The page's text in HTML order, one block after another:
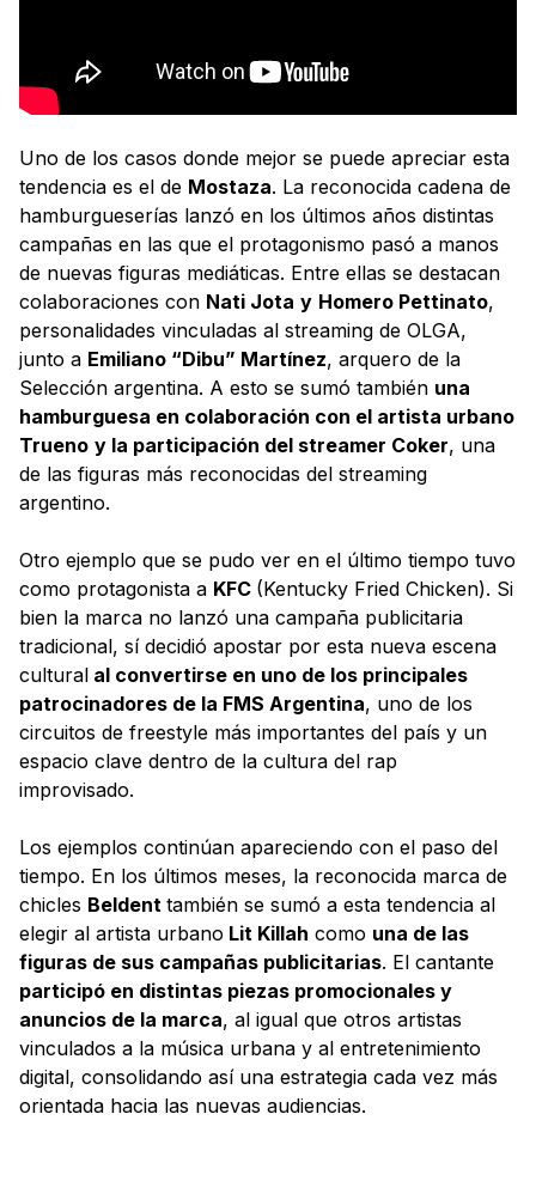
Uno de los casos donde mejor se puede apreciar esta
tendencia es el de Mostaza. La reconocida cadena de
hamburgueserías lanzó en los últimos años distintas
campañas en las que el protagonismo pasó a manos
de nuevas figuras mediáticas. Entre ellas se destacan
colaboraciones con Nati Jota y Homero Pettinato,
personalidades vinculadas al streaming de OLGA,
junto a Emiliano “Dibu” Martínez, arquero de la
Selección argentina. A esto se sumó también una
hamburguesa en colaboración con el artista urbano
Trueno y la participación del streamer Coker, una
de las figuras más reconocidas del streaming
argentino.
Otro ejemplo que se pudo ver en el último tiempo tuvo
como protagonista a KFC (Kentucky Fried Chicken). Si
bien la marca no lanzó una campaña publicitaria
tradicional, sí decidió apostar por esta nueva escena
cultural al convertirse en uno de los principales
patrocinadores de la FMS Argentina, uno de los
circuitos de freestyle más importantes del país y un
espacio clave dentro de la cultura del rap
improvisado.
Los ejemplos continúan apareciendo con el paso del
tiempo. En los últimos meses, la reconocida marca de
chicles Beldent también se sumó a esta tendencia al
elegir al artista urbano Lit Killah como una de las
figuras de sus campañas publicitarias. El cantante
participó en distintas piezas promocionales y
anuncios de la marca, al igual que otros artistas
vinculados a la música urbana y al entretenimiento
digital, consolidando así una estrategia cada vez más
orientada hacia las nuevas audiencias.